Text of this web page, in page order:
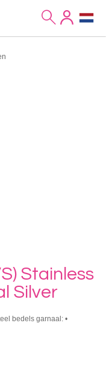
Stainless
Silver
bedels garnaal: •